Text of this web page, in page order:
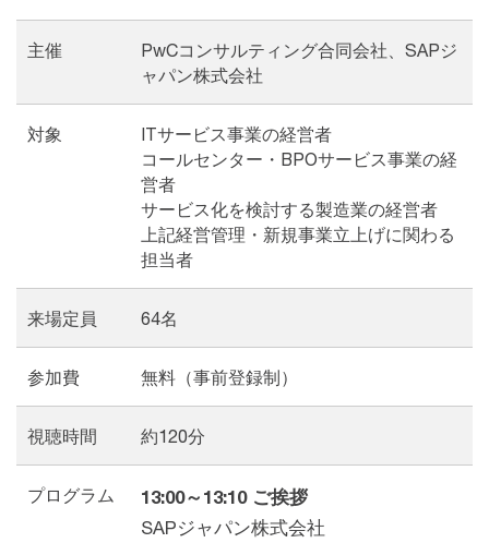
主催
PwCコンサルティング合同会社、SAPジ
ャパン株式会社
対象
ITサービス事業の経営者
コールセンター・BPOサービス事業の経
営者
サービス化を検討する製造業の経営者
上記経営管理・新規事業立上げに関わる
担当者
来場定員 64名
参加費 無料（事前登録制）
視聴時間 約120分
プログラム
13:00～13:10 ご挨拶
SAPジャパン株式会社